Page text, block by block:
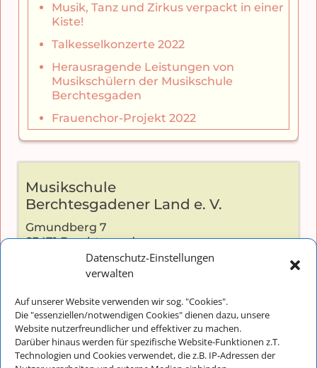
Datenschutz-Einstellungen
verwalten
Auf unserer Website verwenden wir sog. "Cookies".
Die "essenziellen/notwendigen Cookies" dienen dazu, unsere
Website nutzerfreundlicher und effektiver zu machen.
Darüber hinaus werden für spezifische Website-Funktionen z.T.
Technologien und Cookies verwendet, die z.B. IP-Adressen der
Musik, Tanz und Zirkus verpackt in einer
Kiste!
Talkesselkonzerte 2022
Herausragende Leistungen von
Musikschülern der Musikschule
Berchtesgaden
Frauenchor-Projekt 2022
Musikschule
Berchtesgadener Land e. V.
Gmundberg 7
83471 Berchtesgaden
Kontakt:
Telefon: +49 (0) 8652-2826
E-Mail:info@musikschulebgl.de